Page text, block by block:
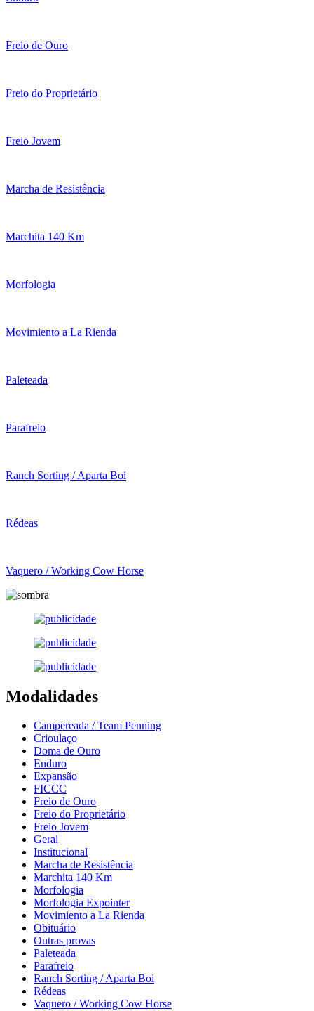
Freio de Ouro
Freio do Proprietário
Freio Jovem
Marcha de Resistência
Marchita 140 Km
Morfologia
Movimiento a La Rienda
Paleteada
Parafreio
Ranch Sorting / Aparta Boi
Rédeas
Vaquero / Working Cow Horse
Modalidades
Campereada / Team Penning
Crioulaço
Doma de Ouro
Enduro
Expansão
FICCC
Freio de Ouro
Freio do Proprietário
Freio Jovem
Geral
Institucional
Marcha de Resistência
Marchita 140 Km
Morfologia
Morfologia Expointer
Movimiento a La Rienda
Obituário
Outras provas
Paleteada
Parafreio
Ranch Sorting / Aparta Boi
Rédeas
Vaquero / Working Cow Horse